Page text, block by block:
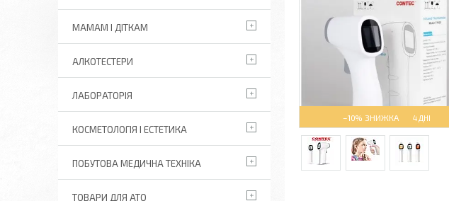
–10% 4 ДНІ
МАМАМ І ДІТКАМ
АЛКОТЕСТЕРИ
ЛАБОРАТОРІЯ
КОСМЕТОЛОГІЯ І ЕСТЕТИКА
ПОБУТОВА МЕДИЧНА ТЕХНІКА
ТОВАРИ ДЛЯ АТО